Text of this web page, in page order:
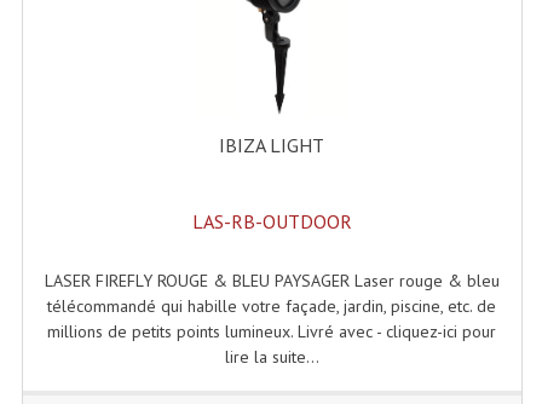
Micro Sans Fil HF UHF 800MHZ
Micros De Studio
Microphones De Surface
Portes Voix Mégaphones
Pupitre Pour Discours
IBIZA LIGHT
LAS-RB-OUTDOOR
LASER FIREFLY ROUGE & BLEU PAYSAGER Laser rouge & bleu
télécommandé qui habille votre façade, jardin, piscine, etc. de
millions de petits points lumineux. Livré avec - cliquez-ici pour
lire la suite...